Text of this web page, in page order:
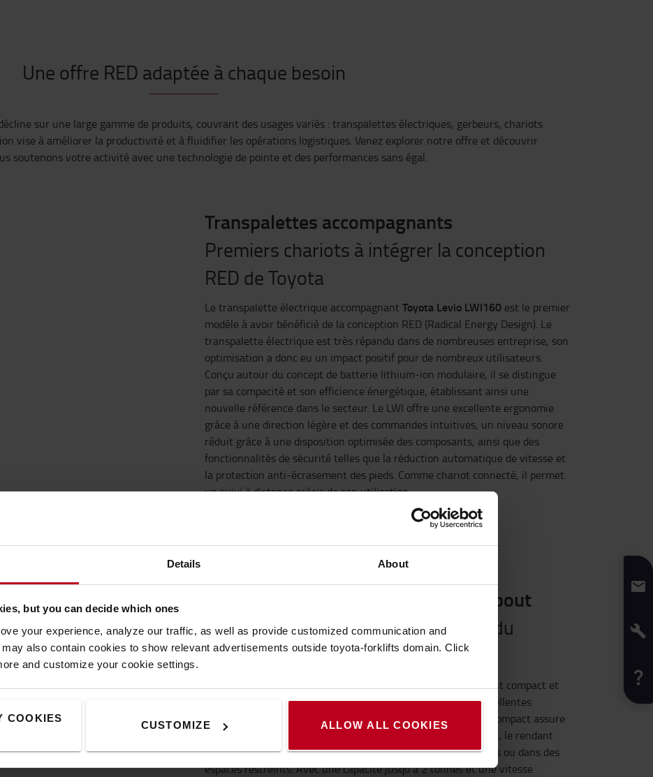
Details About
but you can decide which ones
your experience, analyze our traffic, as well as provide customized communication and
also contain cookies to show relevant advertisements outside toyota-forklifts domain. Click
and customize your cookie settings.
COOKIES
CUSTOMIZE ALLOW ALL COOKIES
Une offre RED adaptée à chaque besoin
sur une large gamme de produits, couvrant des usages variés : transpalettes électriques, gerbeurs, chariots
vise à améliorer la productivité et à fluidifier les opérations logistiques. Venez explorer notre offre et découvrir
soutenons votre activité avec une technologie de pointe et des performances sans égal.
Transpalettes accompagnants
Premiers chariots à intégrer la conception
RED de Toyota
Le transpalette électrique accompagnant Toyota Levio LWI160 est le premier
modèle à avoir bénéficié de la conception RED (Radical Energy Design). Le
transpalette électrique est très répandu dans de nombreuses entreprise, son
optimisation a donc eu un impact positif pour de nombreux utilisateurs.
Conçu autour du concept de batterie lithium-ion modulaire, il se distingue
par sa compacité et son efficience énergétique, établissant ainsi une
nouvelle référence dans le secteur. Le LWI offre une excellente ergonomie
grâce à une direction légère et des commandes intuitives, un niveau sonore
réduit grâce à une disposition optimisée des composants, ainsi que des
fonctionnalités de sécurité telles que la réduction automatique de vitesse et
la protection anti-écrasement des pieds. Comme chariot connecté, il permet
un suivi à distance précis de son utilisation.
Transpalette à conducteur porté debout
Conçu pour le confort et la sécurité du
cariste
LeToyota Levio LSIest un transpalette électrique porté debout compact et
puissant qui garantit sécurité et confort tout en offrant d’excellentes
performances. Grâce à la technologie lithium-ion, ce chariot compact assure
des performance de pointe ainsi qu’une disponibilité maximale, le rendant
idéal pour la manutention de charges sur de longues distances ou dans des
espaces restreints. Avec une capacité jusqu’à 2 tonnes et une vitesse